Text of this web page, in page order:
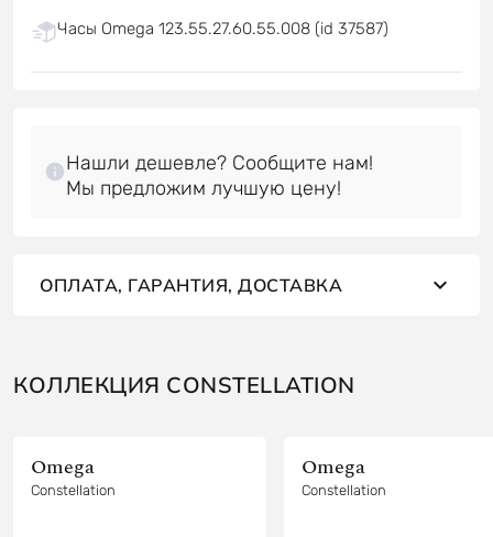
Часы Omega 123.55.27.60.55.008 (id 37587)
Нашли дешевле? Сообщите нам!
ОПЛАТА, ГАРАНТИЯ, ДОСТАВКА
КОЛЛЕКЦИЯ CONSTELLATION
Omega
Constellation
Omega
Constellation